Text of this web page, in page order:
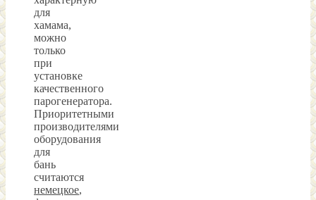
для
хамама,
можно
только
при
установке
качественного
парогенератора.
Приоритетными
производителями
оборудования
для
бань
считаются
немецкое,